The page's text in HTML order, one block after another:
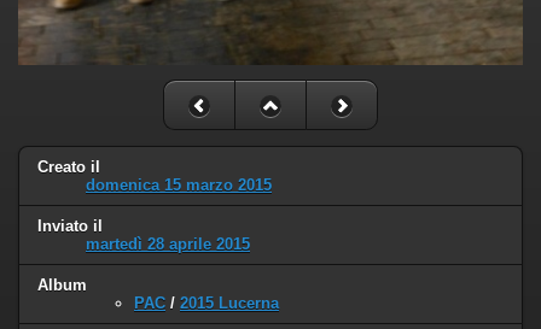
Creato il
domenica 15 marzo 2015
Inviato il
martedì 28 aprile 2015
Album
PAC / 2015 Lucerna